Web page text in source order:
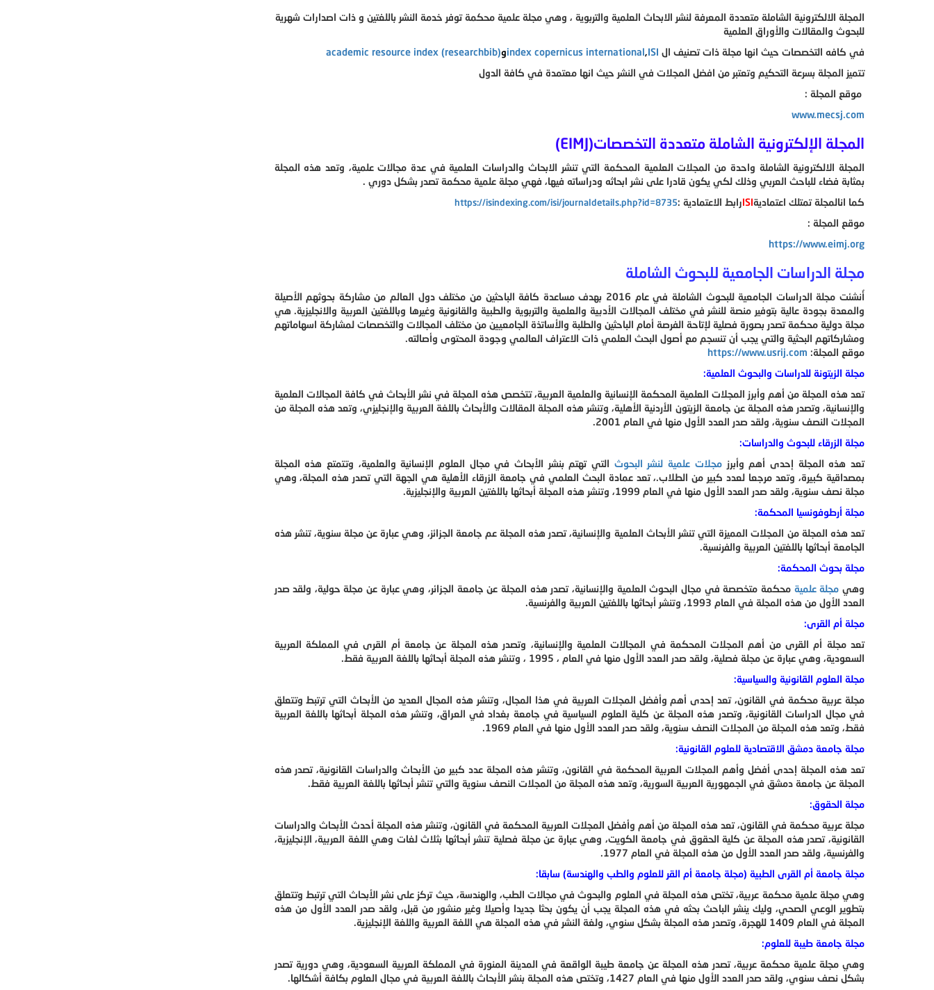
المجلة الالكترونية الشاملة متعددة المعرفة لنشر الابحاث العلمية والتربوية ، وهي مجلة علمية محكمة توفر خدمة النشر باللغتين و ذات اصدارات شهرية
للبحوث والمقالات والأوراق العلمية
في كافه التخصصات حيث انها مجلة ذات تصنيف ال
index copernicus international,ISI وacademic resource index (researchbib)
تتميز المجلة بسرعة التحكيم وتعتبر من افضل المجلات في النشر حيث انها معتمدة في كافة الدول
موقع المجلة :
www.mecsj.com
المجلة الإلكترونية الشاملة متعددة التخصصات(EIMJ)
المجلة الالكترونية الشاملة واحدة من المجلات العلمية المحكمة التي تنشر الابحاث والدراسات العلمية في عدة مجالات علمية، وتعد هذه المجلة
بمثابة فضاء للباحث العربي وذلك لكي يكون قادرا على نشر ابحاثه ودراساته فيها، فهي مجلة علمية محكمة تصدر بشكل دوري .
كما انالمجلة تمتلك اعتماديةISIرابط الاعتمادية :https://isindexing.com/isi/journaldetails.php?id=8735
موقع المجلة :
https://www.eimj.org
مجلة الدراسات الجامعية للبحوث الشاملة
أُنشئت مجلة الدراسات الجامعية للبحوث الشاملة في عام 2016 بهدف مساعدة كافة الباحثين من مختلف دول العالم من مشاركة بحوثهم الأصيلة
والمعدة بجودة عالية بتوفير منصة للنشر في مختلف المجالات الأدبية والعلمية والتربوية والطبية والقانونية وغيرها وباللغتين العربية والانجليزية. هي
مجلة دولية محكمة تصدر بصورة فصلية لإتاحة الفرصة أمام الباحثين والطلبة والأساتذة الجامعيين من مختلف المجالات والتخصصات لمشاركة اسهاماتهم
ومشاركاتهم البحثية والتي يجب أن تنسجم مع أصول البحث العلمي ذات الاعتراف العالمي وجودة المحتوى وأصالته.
موقع المجلة: https://www.usrij.com
مجلة الزيتونة للدراسات والبحوث العلمية:
تعد هذه المجلة من أهم وأبرز المجلات العلمية المحكمة الإنسانية والعلمية العربية، تتخصص هذه المجلة في نشر الأبحاث في كافة المجالات العلمية
والإنسانية، وتصدر هذه المجلة عن جامعة الزيتون الأردنية الأهلية، وتنشر هذه المجلة المقالات والأبحاث باللغة العربية والإنجليزي، وتعد هذه المجلة من
المجلات النصف سنوية، ولقد صدر العدد الأول منها في العام 2001.
مجلة الزرقاء للبحوث والدراسات:
تعد هذه المجلة إحدى أهم وأبرزمجلات علمية لنشر البحوث التي تهتم بنشر الأبحاث في مجال العلوم الإنسانية والعلمية، وتتمتع هذه المجلة
بمصداقية كبيرة، وتعد مرجعا لعدد كبير من الطلاب.، تعد عمادة البحث العلمي في جامعة الزرقاء الأهلية هي الجهة التي تصدر هذه المجلة، وهي
مجلة نصف سنوية، ولقد صدر العدد الأول منها في العام 1999، وتنشر هذه المجلة أبحاثها باللغتين العربية والإنجليزية.
مجلة أرطوفونسيا المحكمة:
تعد هذه المجلة من المجلات المميزة التي تنشر الأبحاث العلمية والإنسانية، تصدر هذه المجلة عم جامعة الجزائز، وهي عبارة عن مجلة سنوية، تنشر هذه
الجامعة أبحاثها باللغتين العربية والفرنسية.
مجلة بحوث المحكمة:
وهي مجلة علمية محكمة متخصصة في مجال البحوث العلمية والإنسانية، تصدر هذه المجلة عن جامعة الجزائر، وهي عبارة عن مجلة حولية، ولقد صدر
العدد الأول من هذه المجلة في العام 1993، وتنشر أبحاثها باللغتين العربية والفرنسية.
مجلة أم القرى:
تعد مجلة أم القرى من أهم المجلات المحكمة في المجالات العلمية والإنسانية، وتصدر هذه المجلة عن جامعة أم القرى في المملكة العربية
السعودية، وهي عبارة عن مجلة فصلية، ولقد صدر العدد الأول منها في العام ، 1995 ، وتنشر هذه المجلة أبحاثها باللغة العربية فقط.
مجلة العلوم القانونية والسياسية:
مجلة عربية محكمة في القانون، تعد إحدى أهم وأفضل المجلات العربية في هذا المجال، وتنشر هذه المجال العديد من الأبحاث التي ترتبط وتتعلق
في مجال الدراسات القانونية، وتصدر هذه المجلة عن كلية العلوم السياسية في جامعة بغداد في العراق، وتنشر هذه المجلة أبحاثها باللغة العربية
فقط، وتعد هذه المجلة من المجلات النصف سنوية، ولقد صدر العدد الأول منها في العام 1969.
مجلة جامعة دمشق الاقتصادية للعلوم القانونية:
تعد هذه المجلة إحدى أفضل وأهم المجلات العربية المحكمة في القانون، وتنشر هذه المجلة عدد كبير من الأبحاث والدراسات القانونية، تصدر هذه
المجلة عن جامعة دمشق في الجمهورية العربية السورية، وتعد هذه المجلة من المجلات النصف سنوية والتي تنشر أبحاثها باللغة العربية فقط.
مجلة الحقوق:
مجلة عربية محكمة في القانون، تعد هذه المجلة من أهم وأفضل المجلات العربية المحكمة في القانون، وتنشر هذه المجلة أحدث الأبحاث والدراسات
القانونية، تصدر هذه المجلة عن كلية الحقوق في جامعة الكويت، وهي عبارة عن مجلة فصلية تنشر أبحاثها بثلاث لغات وهي اللغة العربية، الإنجليزية،
والفرنسية، ولقد صدر العدد الأول من هذه المجلة في العام 1977.
مجلة جامعة أم القرى الطبية (مجلة جامعة أم القر للعلوم والطب والهندسة) سابقا:
وهي مجلة علمية محكمة عربية، تختص هذه المجلة في العلوم والبحوث في مجالات الطب، والهندسة، حيث تركز على نشر الأبحاث التي ترتبط وتتعلق
بتطوير الوعي الصحي، وليك ينشر الباحث بحثه في هذه المجلة يجب أن يكون بحثا جديدا وأصيلا وغير منشور من قبل، ولقد صدر العدد الأول من هذه
المجلة في العام 1409 للهجرة، وتصدر هذه المجلة بشكل سنوي، ولغة النشر في هذه المجلة هي اللغة العربية واللغة الإنجليزية.
مجلة جامعة طيبة للعلوم:
وهي مجلة علمية محكمة عربية، تصدر هذه المجلة عن جامعة طيبة الواقعة في المدينة المنورة في المملكة العربية السعودية، وهي دورية تصدر
بشكل نصف سنوي، ولقد صدر العدد الأول منها في العام 1427، وتختص هذه المجلة بنشر الأبحاث باللغة العربية في مجال العلوم بكافة أشكالها.